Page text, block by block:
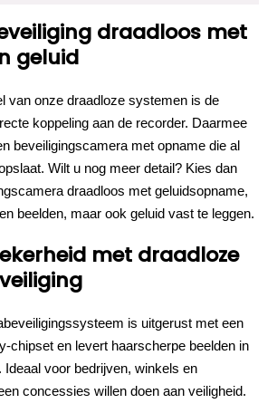
draadloos met
geluid
van onze draadloze systemen is de
koppeling aan de recorder. Daarmee
beveiligingscamera met opname die al
Wilt u nog meer detail? Kies dan
draadloos met geluidsopname,
beelden, maar ook geluid vast te leggen.
met draadloze
is uitgerust met een
chipset en levert haarscherpe beelden in
Ideaal voor bedrijven, winkels en
concessies willen doen aan veiligheid.